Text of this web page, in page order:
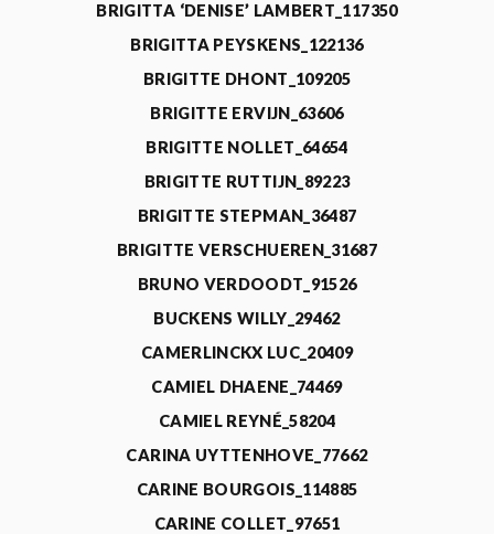
BRIGITTA ‘DENISE’ LAMBERT_117350
BRIGITTA PEYSKENS_122136
BRIGITTE DHONT_109205
BRIGITTE ERVIJN_63606
BRIGITTE NOLLET_64654
BRIGITTE RUTTIJN_89223
BRIGITTE STEPMAN_36487
BRIGITTE VERSCHUEREN_31687
BRUNO VERDOODT_91526
BUCKENS WILLY_29462
CAMERLINCKX LUC_20409
CAMIEL DHAENE_74469
CAMIEL REYNÉ_58204
CARINA UYTTENHOVE_77662
CARINE BOURGOIS_114885
CARINE COLLET_97651